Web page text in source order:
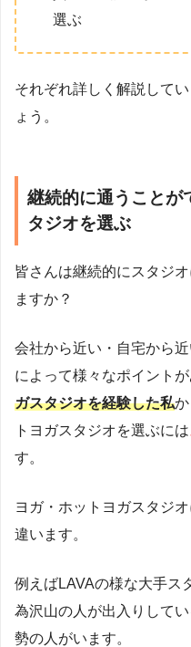
選ぶ
それぞれ詳しく解説して
ょう。
継続的に通うことが
タジオを選ぶ
皆さんは継続的にスタジ
ますか？
会社から近い・自宅から
によって様々なポイント
ガスタジオを経験した私
トヨガスタジオを選ぶには
す。
ヨガ・ホットヨガスタジ
違います。
例えばLAVAの様な大手ス
為沢山の人が出入りして
勢の人がいます。